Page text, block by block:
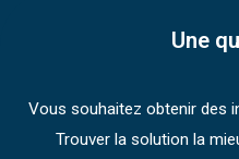
Une
Vous souhaitez obtenir des
Trouver la solution la